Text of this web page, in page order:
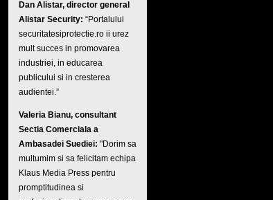
Dan Alistar, director general
Alistar Security: “Portalului
securitatesiprotectie.ro ii urez
mult succes in promovarea
industriei, in educarea
publicului si in cresterea
audientei.”
Valeria Bianu, consultant
Sectia Comerciala a
Ambasadei Suediei: "Dorim sa
multumim si sa felicitam echipa
Klaus Media Press pentru
promptitudinea si